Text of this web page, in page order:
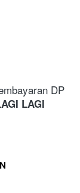
DP
LAGI